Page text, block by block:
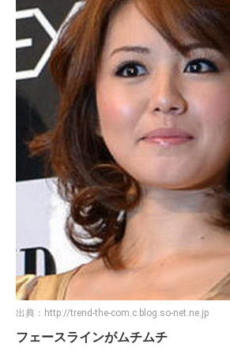
出典： http://trend-the-com.c.blog.so-net.ne.jp
フェースラインがムチムチ